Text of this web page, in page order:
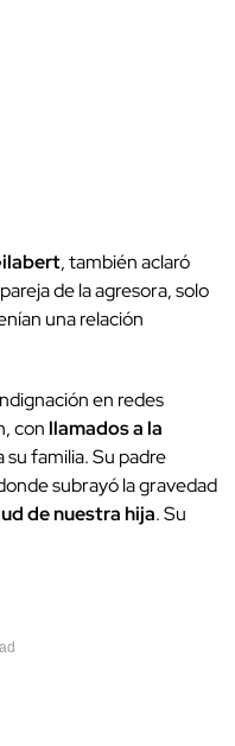
, también aclaró
de la agresora, solo
una relación
en redes
conllamados a la
familia. Su padre
subrayó la gravedad
de nuestra hija. Su